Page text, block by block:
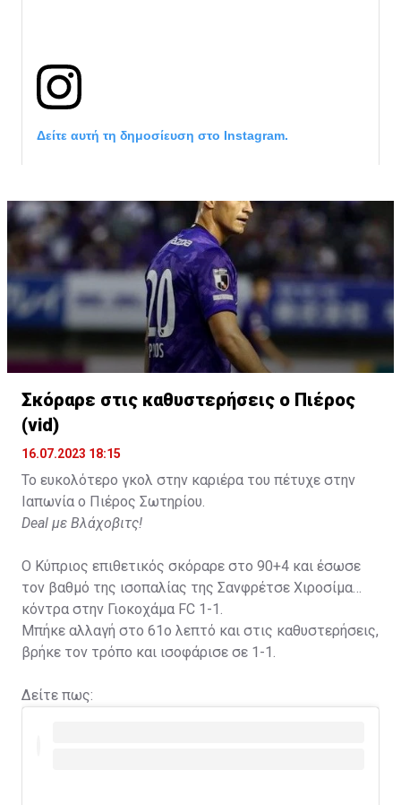
Δείτε αυτή τη δημοσίευση στο Instagram.
Η δημοσίευση κοινοποιήθηκε από το χρήστη David Beckham
Σκόραρε στις καθυστερήσεις ο Πιέρος
(vid)
16.07.2023 18:15
Το ευκολότερο γκολ στην καριέρα του πέτυχε στην
Ιαπωνία ο Πιέρος Σωτηρίου.
Deal με Βλάχοβιτς!
Ο Κύπριος επιθετικός σκόραρε στο 90+4 και έσωσε
τον βαθμό της ισοπαλίας της Σανφρέτσε Χιροσίμα
κόντρα στην Γιοκοχάμα FC 1-1.
Μπήκε αλλαγή στο 61ο λεπτό και στις καθυστερήσεις,
βρήκε τον τρόπο και ισοφάρισε σε 1-1.
Δείτε πως: